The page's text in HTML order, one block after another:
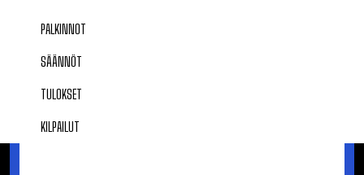
PALKINNOT
SÄÄNNÖT
TULOKSET
KILPAILUT